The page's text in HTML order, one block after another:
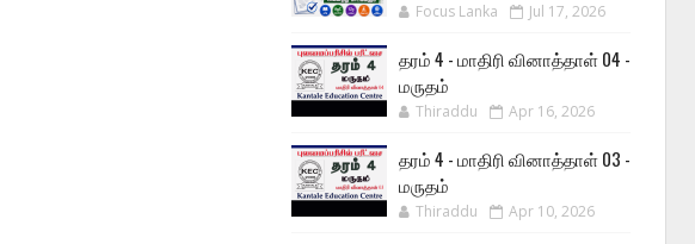
Focus Lanka Jul 17, 2026
தரம் 4 - மாதிரி வினாத்தாள் 04 -
மருதம்
Thiraddu Apr 16, 2026
தரம் 4 - மாதிரி வினாத்தாள் 03 -
மருதம்
Thiraddu Apr 10, 2026